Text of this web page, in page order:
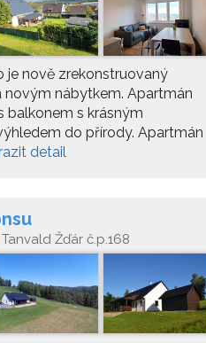
je nově zrekonstruovaný
novým nábytkem. Apartmán
balkonem s krásným
do přírody. Apartmán
detail
Tanvald Žďár č.p.168